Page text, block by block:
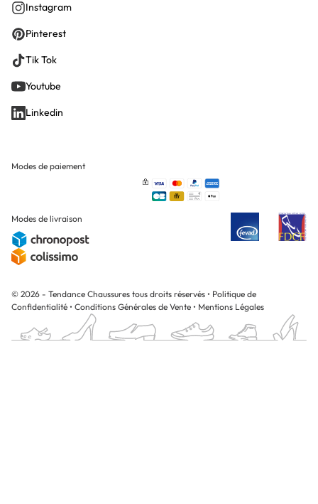
Instagram
Pinterest
Tik Tok
Youtube
Linkedin
Modes de paiement
Modes de livraison
© 2026 - Tendance Chaussures tous droits réservés • Politique de
Confidentialité • Conditions Générales de Vente • Mentions Légales